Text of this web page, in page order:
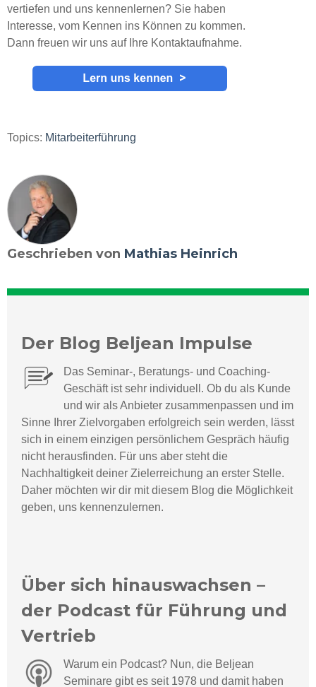
vertiefen und uns kennenlernen? Sie haben
Interesse, vom Kennen ins Können zu kommen.
Dann freuen wir uns auf Ihre Kontaktaufnahme.
Topics: Mitarbeiterführung
Geschrieben von Mathias Heinrich
Der Blog Beljean Impulse
Das Seminar-, Beratungs- und Coaching-
Geschäft ist sehr individuell. Ob du als Kunde
und wir als Anbieter zusammenpassen und im
Sinne Ihrer Zielvorgaben erfolgreich sein werden, lässt
sich in einem einzigen persönlichem Gespräch häufig
nicht herausfinden. Für uns aber steht die
Nachhaltigkeit deiner Zielerreichung an erster Stelle.
Daher möchten wir dir mit diesem Blog die Möglichkeit
geben, uns kennenzulernen.
Über sich hinauswachsen –
der Podcast für Führung und
Vertrieb
Warum ein Podcast? Nun, die Beljean
Seminare gibt es seit 1978 und damit haben